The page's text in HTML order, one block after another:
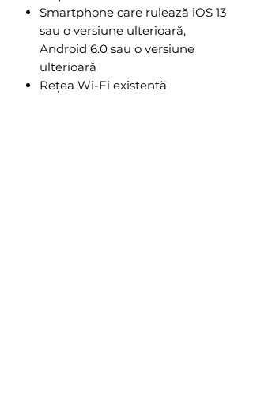
Smartphone care rulează iOS 13
sau o versiune ulterioară,
Android 6.0 sau o versiune
ulterioară
Rețea Wi-Fi existentă